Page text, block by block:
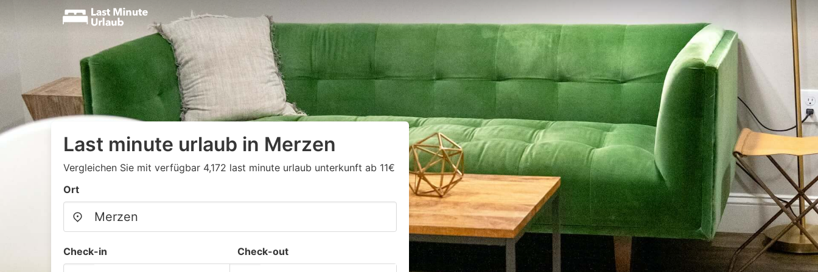
Last minute urlaub in Merzen
Vergleichen Sie mit verfügbar 4,172 last minute urlaub unterkunft ab 11€
Ort
Check-in Check-out